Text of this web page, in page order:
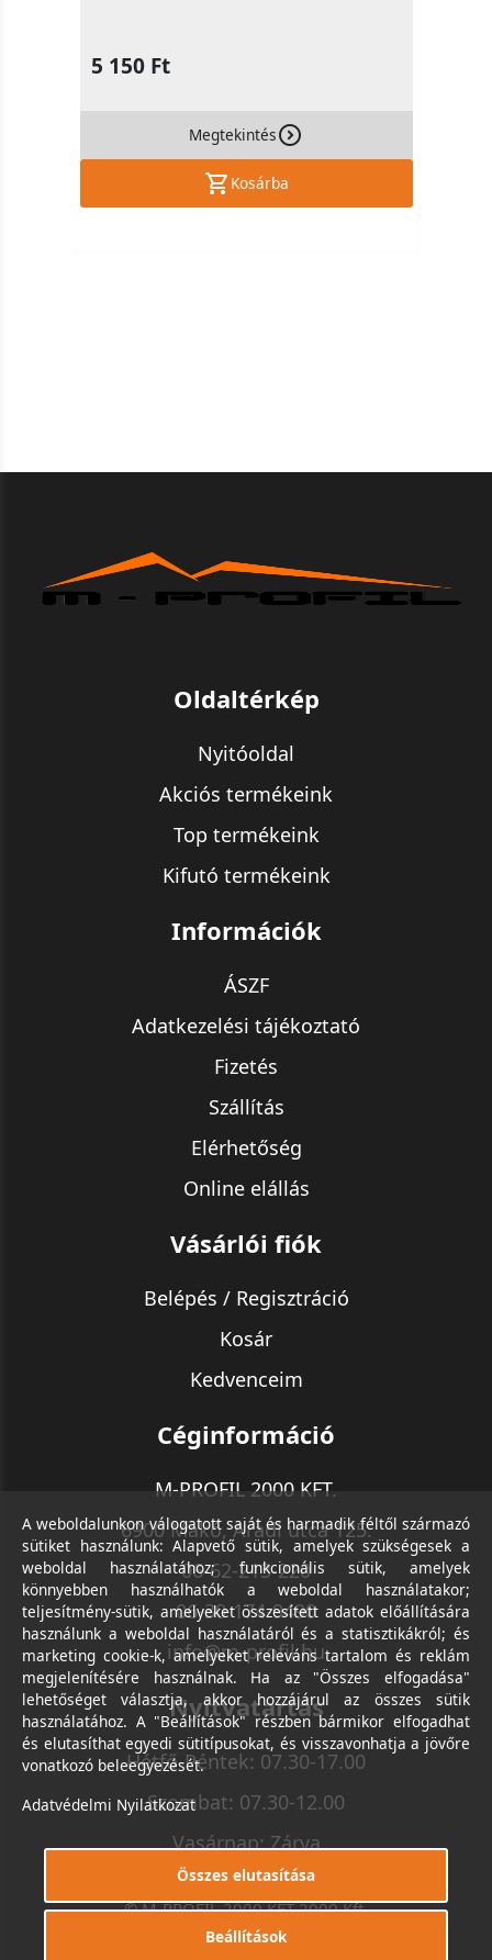
5 150 Ft
Megtekintés
Kosárba
Oldaltérkép
Nyitóoldal
Akciós termékeink
Top termékeink
Kifutó termékeink
Információk
ÁSZF
Adatkezelési tájékoztató
Fizetés
Szállítás
Elérhetőség
Online elállás
Vásárlói fiók
Belépés / Regisztráció
Kosár
Kedvenceim
Céginformáció
M-PROFIL 2000 KFT.
6900 Makó, Aradi utca 125.
06-62-213-220
06-30-174-9490
info@m-profil.hu
Nyitvatartás
Hétfő-Péntek: 07.30-17.00
Szombat: 07.30-12.00
Vasárnap: Zárva
© M-PROFIL 2000 KFT 2000 Kft.
Minden jog fenntartva.
A weboldalunkon válogatott saját és harmadik féltől származó
sütiket használunk: Alapvető sütik, amelyek szükségesek a
weboldal használatához; funkcionális sütik, amelyek
könnyebben használhatók a weboldal használatakor;
teljesítmény-sütik, amelyeket összesített adatok előállítására
használunk a weboldal használatáról és a statisztikákról; és
marketing cookie-k, amelyeket releváns tartalom és reklám
megjelenítésére használnak. Ha az "Összes elfogadása"
lehetőséget választja, akkor hozzájárul az összes sütik
használatához. A "Beállítások" részben bármikor elfogadhat
és elutasíthat egyedi sütitípusokat, és visszavonhatja a jövőre
vonatkozó beleegyezését.
Adatvédelmi Nyilatkozat
Összes elutasítása
Beállítások